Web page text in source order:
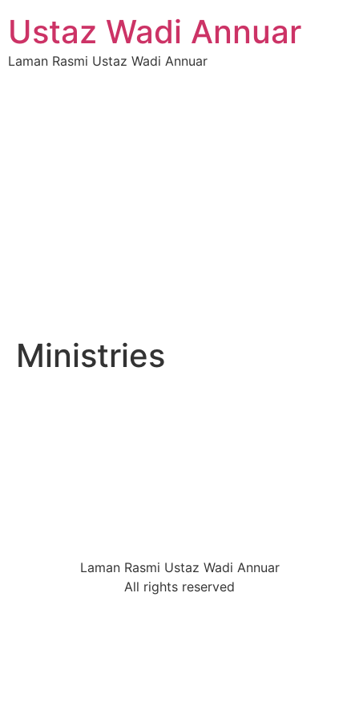
Ustaz Wadi Annuar
Laman Rasmi Ustaz Wadi Annuar
Ministries
Laman Rasmi Ustaz Wadi Annuar
All rights reserved